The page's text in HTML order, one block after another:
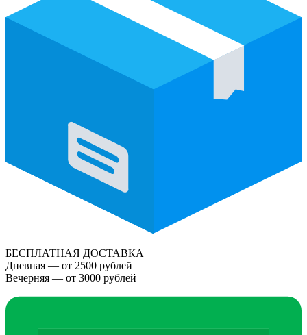
БЕСПЛАТНАЯ ДОСТАВКА
Дневная — от 2500 рублей
Вечерняя — от 3000 рублей